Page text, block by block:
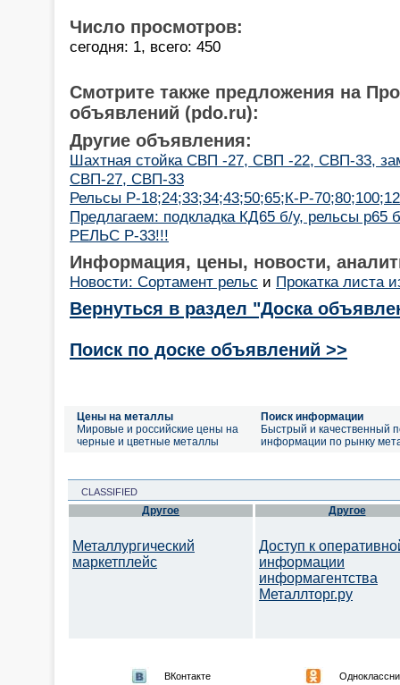
Число просмотров:
сегодня: 1, всего: 450
Смотрите также предложения на
объявлений (pdo.ru):
Другие объявления:
Шахтная стойка СВП -27, СВП -22, СВП-33,
СВП-27, СВП-33
Рельсы Р-18;24;33;34;43;50;65;К-Р-
Предлагаем: подкладка КД65 б/у, рельсы р65
РЕЛЬС Р-33!!!
Информация, цены, новости,
Новости: Сортамент рельс и Прокатка листа
Вернуться в раздел "Доска
Поиск по доске объявлений >>
Цены на металлы
Мировые и российские цены на
черные и цветные металлы
Поиск информации
Быстрый и качественный
информации по рынку
CLASSIFIED
Другое
Металлургический
маркетплейс
Другое
Доступ к
информации
информагентства
Металлторг.ру
ВКонтакте